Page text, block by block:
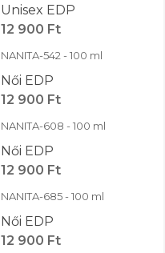
Unisex EDP
12 900 Ft
NANITA-542 - 100 ml
Női EDP
12 900 Ft
NANITA-608 - 100 ml
Női EDP
12 900 Ft
NANITA-685 - 100 ml
Női EDP
12 900 Ft